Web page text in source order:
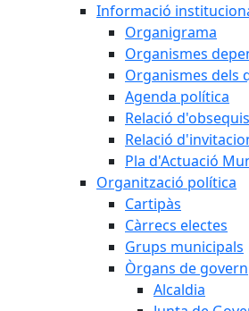
Informació
Organigrama
Organismes
Organismes dels
Agenda política
Relació
Relació
Pla d'Actuació
Organització política
Cartipàs
Càrrecs electes
Grups municipals
Òrgans de govern
Alcaldia